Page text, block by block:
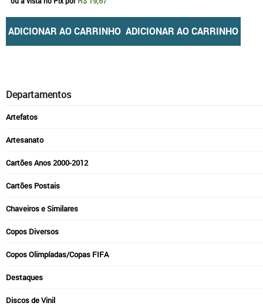
ADICIONAR AO CARRINHO ADICIONAR AO CARRINHO
Departamentos
Artefatos
Artesanato
Cartões Anos 2000-2012
Cartões Postais
Chaveiros e Similares
Copos Diversos
Copos Olimpíadas/Copas FIFA
Destaques
Discos de Vinil